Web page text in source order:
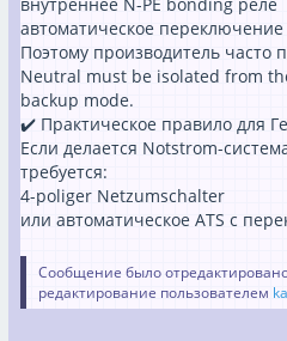
автоматическое переключение
Поэтому производитель часто
Neutral must be isolated from
backup mode.
✔️ Практическое правило для
Если делается Notstrom-
требуется:
4-poliger Netzumschalter
или автоматическое ATS с
Сообщение было
редактирование пользователем